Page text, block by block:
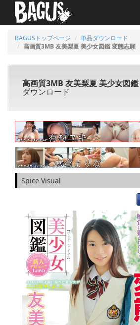
BAGUSトップページ
単品ダウンロード
高画質3MB 友美梨夏 美少女図鑑 変態志願
高画質3MB 友美梨夏 美少女図
ダウンロード
Spice Visual